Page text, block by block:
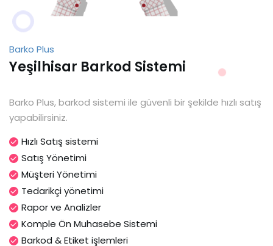
Barko Plus
Yeşilhisar Barkod Sistemi
Barko Plus, barkod sistemi ile güvenli bir şekilde hızlı satış
yapabilirsiniz.
Hızlı Satış sistemi
Satış Yönetimi
Müşteri Yönetimi
Tedarikçi yönetimi
Rapor ve Analizler
Komple Ön Muhasebe Sistemi
Barkod & Etiket işlemleri